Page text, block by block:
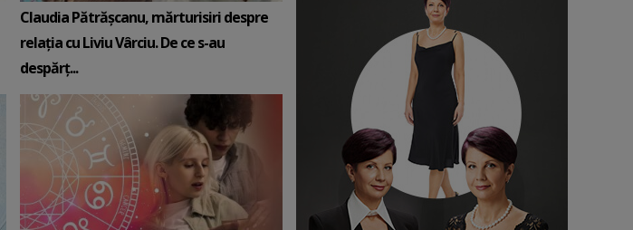
Claudia Pătrășcanu, mărturisiri despre
relația cu Liviu Vârciu. De ce s-au
despărț...